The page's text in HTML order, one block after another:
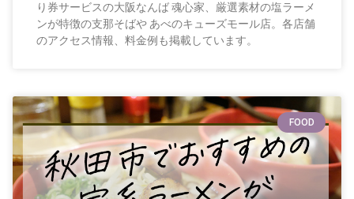
り券サービスの大阪なんば 魂心家、厳選素材の塩ラーメ
ンが特徴の支那そばや あべのキューズモール店。各店舗
のアクセス情報、料金例も掲載しています。
FOOD